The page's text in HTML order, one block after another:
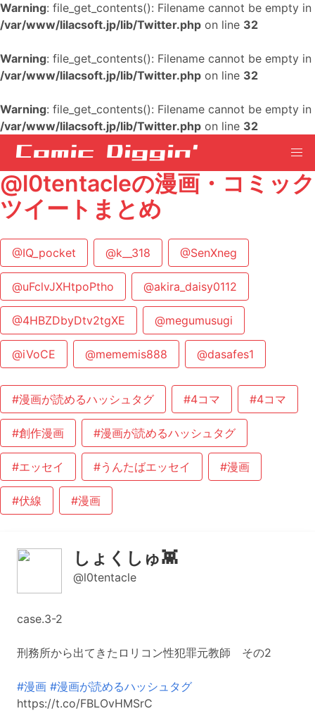
Warning: file_get_contents(): Filename cannot be empty in
/var/www/lilacsoft.jp/lib/Twitter.php on line 32
Warning: file_get_contents(): Filename cannot be empty in
/var/www/lilacsoft.jp/lib/Twitter.php on line 32
Warning: file_get_contents(): Filename cannot be empty in
/var/www/lilacsoft.jp/lib/Twitter.php on line 32
@l0tentacleの漫画・コミック
ツイートまとめ
@IQ_pocket @k__318 @SenXneg
@uFclvJXHtpoPtho @akira_daisy0112
@4HBZDbyDtv2tgXE @megumusugi
@iVoCE @mememis888 @dasafes1
#漫画が読めるハッシュタグ #4コマ #4コマ
#創作漫画 #漫画が読めるハッシュタグ
#エッセイ #うんたばエッセイ #漫画
#伏線 #漫画
しょくしゅ👾
@l0tentacle
case.3-2
刑務所から出てきたロリコン性犯罪元教師 その2
#漫画 #漫画が読めるハッシュタグ
https://t.co/FBLOvHMSrC